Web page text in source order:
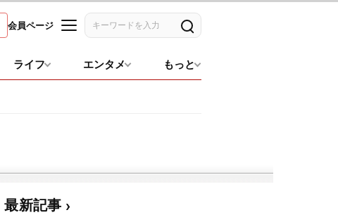
会員ページ
記事を検索
ライフ エンタメ もっと
最新記事